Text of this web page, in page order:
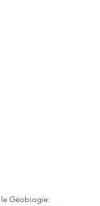
Géobiogie: